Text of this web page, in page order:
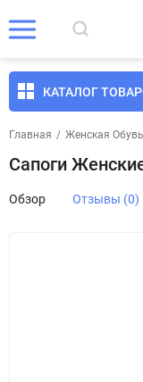
КАТАЛОГ
Главная / Женская Обувь
Сапоги
Обзор Отзывы (0)